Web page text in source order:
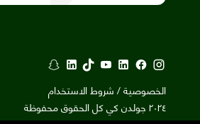
الخصوصية / شروط الاستخدام
٢٠٢٤ جولدن كي كل الحقوق محفوظة